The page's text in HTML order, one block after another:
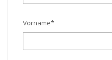
Vorname*